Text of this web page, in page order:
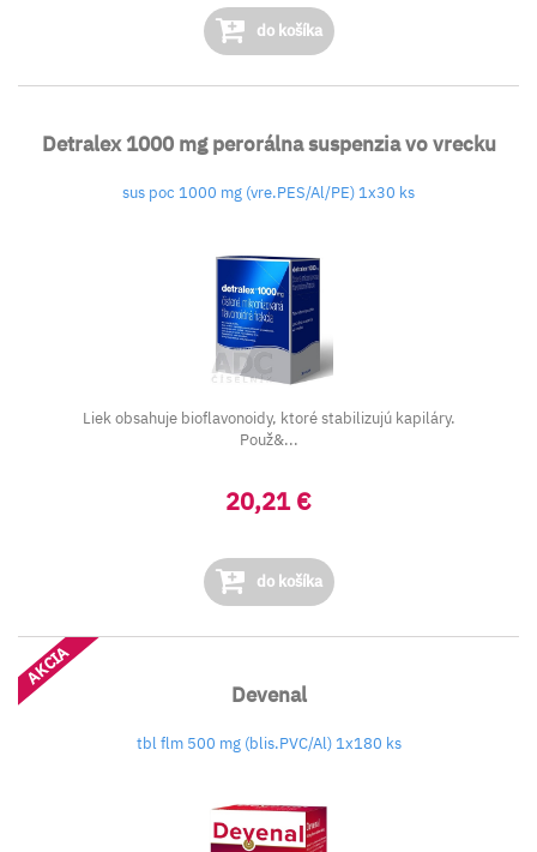
do košíka
Detralex 1000 mg perorálna suspenzia vo vrecku
sus poc 1000 mg (vre.PES/Al/PE) 1x30 ks
Liek obsahuje bioflavonoidy, ktoré stabilizujú kapiláry.
Použ&...
20,21 €
do košíka
Devenal
tbl flm 500 mg (blis.PVC/Al) 1x180 ks
AKCIA